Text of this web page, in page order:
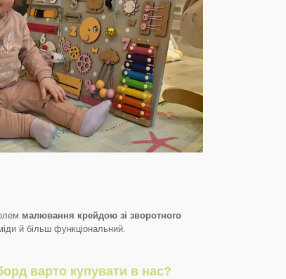
малювання крейдою зі зворотного
й більш функціональний.
варто купувати в нас?